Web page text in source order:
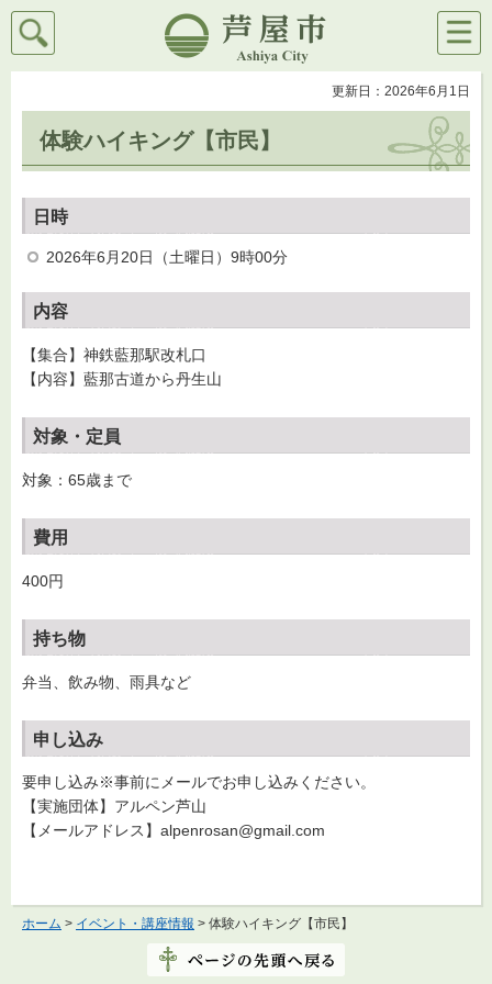
芦屋市
検索
メニ
ュー
更新日：2026年6月1日
体験ハイキング【市民】
日時
2026年6月20日（土曜日）9時00分
内容
【集合】神鉄藍那駅改札口
【内容】藍那古道から丹生山
対象・定員
対象：65歳まで
費用
400円
持ち物
弁当、飲み物、雨具など
申し込み
要申し込み※事前にメールでお申し込みください。
【実施団体】アルペン芦山
【メールアドレス】alpenrosan@gmail.com
ホーム > イベント・講座情報 > 体験ハイキング【市民】